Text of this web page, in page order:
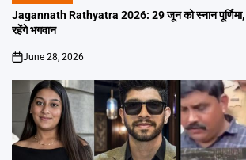
IN
Jagannath Rathyatra 2026: 29 जून को स्नान पूर्णिमा,
रहेंगे भगवान
on
June 28, 2026